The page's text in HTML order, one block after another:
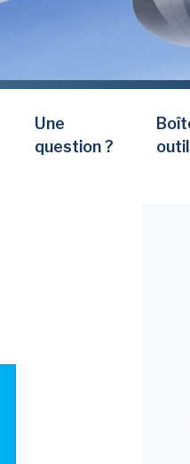
Une
question ?